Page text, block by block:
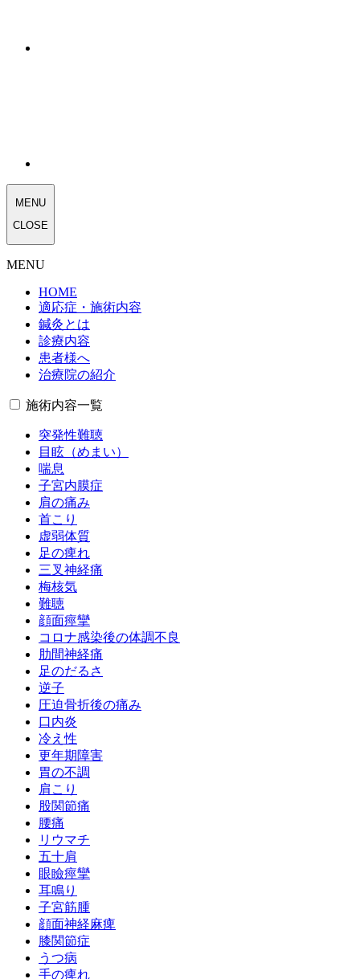
MENU
CLOSE
MENU
HOME
適応症・施術内容
鍼灸とは
診療内容
患者様へ
治療院の紹介
施術内容一覧
突発性難聴
目眩（めまい）
喘息
子宮内膜症
肩の痛み
首こり
虚弱体質
足の痺れ
三叉神経痛
梅核気
難聴
顔面痙攣
コロナ感染後の体調不良
肋間神経痛
足のだるさ
逆子
圧迫骨折後の痛み
口内炎
冷え性
更年期障害
胃の不調
肩こり
股関節痛
腰痛
リウマチ
五十肩
眼瞼痙攣
耳鳴り
子宮筋腫
顔面神経麻痺
膝関節症
うつ病
手の痺れ